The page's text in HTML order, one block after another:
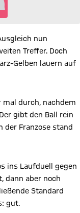
nun
Treffer. Doch
Gelben lauern auf
mal durch, nachdem
gibt den Ball rein
der Franzose stand
ins Laufduell gegen
dann aber noch
Standard
gut.